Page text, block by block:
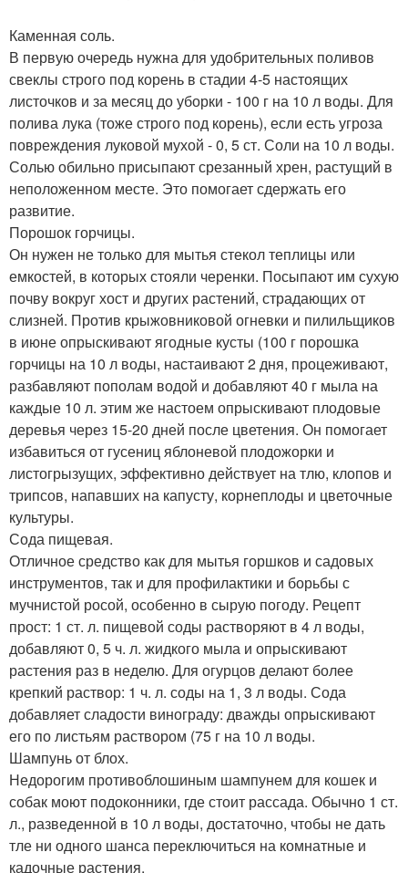
Каменная соль.
В первую очередь нужна для удобрительных поливов
свеклы строго под корень в стадии 4-5 настоящих
листочков и за месяц до уборки - 100 г на 10 л воды. Для
полива лука (тоже строго под корень), если есть угроза
повреждения луковой мухой - 0, 5 ст. Соли на 10 л воды.
Солью обильно присыпают срезанный хрен, растущий в
неположенном месте. Это помогает сдержать его
развитие.
Порошок горчицы.
Он нужен не только для мытья стекол теплицы или
емкостей, в которых стояли черенки. Посыпают им сухую
почву вокруг хост и других растений, страдающих от
слизней. Против крыжовниковой огневки и пилильщиков
в июне опрыскивают ягодные кусты (100 г порошка
горчицы на 10 л воды, настаивают 2 дня, процеживают,
разбавляют пополам водой и добавляют 40 г мыла на
каждые 10 л. этим же настоем опрыскивают плодовые
деревья через 15-20 дней после цветения. Он помогает
избавиться от гусениц яблоневой плодожорки и
листогрызущих, эффективно действует на тлю, клопов и
трипсов, напавших на капусту, корнеплоды и цветочные
культуры.
Сода пищевая.
Отличное средство как для мытья горшков и садовых
инструментов, так и для профилактики и борьбы с
мучнистой росой, особенно в сырую погоду. Рецепт
прост: 1 ст. л. пищевой соды растворяют в 4 л воды,
добавляют 0, 5 ч. л. жидкого мыла и опрыскивают
растения раз в неделю. Для огурцов делают более
крепкий раствор: 1 ч. л. соды на 1, 3 л воды. Сода
добавляет сладости винограду: дважды опрыскивают
его по листьям раствором (75 г на 10 л воды.
Шампунь от блох.
Недорогим противоблошиным шампунем для кошек и
собак моют подоконники, где стоит рассада. Обычно 1 ст.
л., разведенной в 10 л воды, достаточно, чтобы не дать
тле ни одного шанса переключиться на комнатные и
кадочные растения.